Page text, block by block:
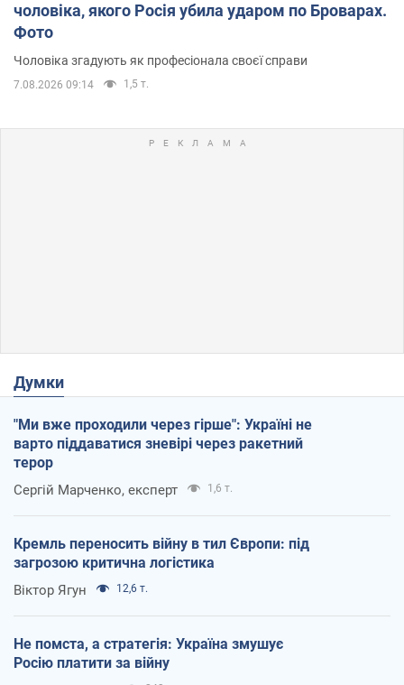
чоловіка, якого Росія убила ударом по Броварах.
Фото
Чоловіка згадують як професіонала своєї справи
7.08.2026 09:14 1,5 т.
Думки
"Ми вже проходили через гірше": Україні не
варто піддаватися зневірі через ракетний
терор
Сергій Марченко, експерт 1,6 т.
Кремль переносить війну в тил Європи: під
загрозою критична логістика
Віктор Ягун 12,6 т.
Не помста, а стратегія: Україна змушує
Росію платити за війну